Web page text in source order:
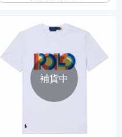
補貨中